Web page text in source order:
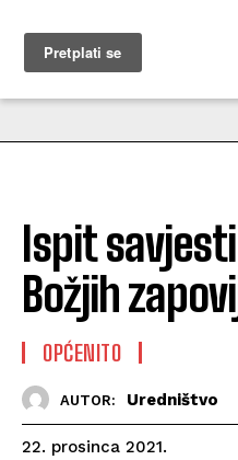
MUŽEVNI
Ispit
Božjih
OPĆENITO
AUTOR: Uredništvo
22. prosinca 2021.